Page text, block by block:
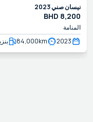
نيسانصني2023
BHD 8,200
المنامة
2023
84,000km